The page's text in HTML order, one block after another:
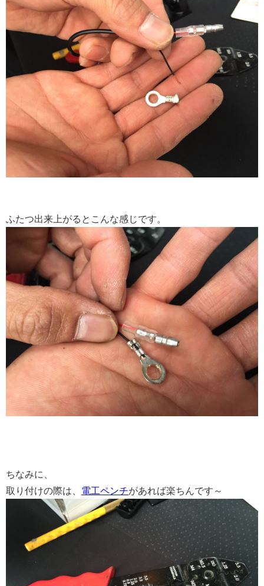
ふたつ出来上がるとこんな感じです。
ちなみに、
取り付けの際は、 電工ペンチがあれば楽ちんです～